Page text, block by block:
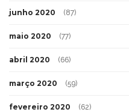
junho 2020 (87)
maio 2020 (77)
abril 2020 (66)
março 2020 (59)
fevereiro 2020 (62)